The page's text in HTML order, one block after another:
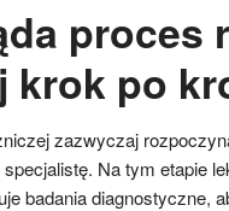
proces
krok po
zazwyczaj
Na tym etapie
badania diagnostyczne,